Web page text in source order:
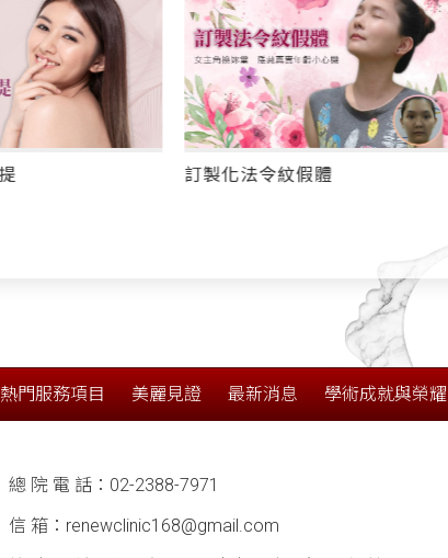
訂製化法令紋假體
熱門服務項目 美麗見證 最新消息 學術成就與榮耀
總 院 電 話： 02-2388-7971
信 箱： renewclinic168@gmail.com